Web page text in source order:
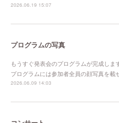
2026.06.19 15:07
プログラムの写真
もうすぐ発表会のプログラムが完成しま
プログラムには参加者全員の顔写真を載
2026.06.09 14:03